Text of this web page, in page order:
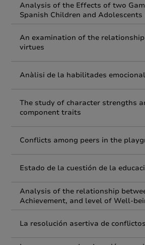
Analysis of the Effects of two
Spanish Children and Adolescents
An examination of the
virtues
Anàlisi de la habilitades
The study of character strengths
component traits
Conflicts among peers in the
Estado de la cuestión de la
Analysis of the relationship
Achievement, and level of Well-
La resolución asertiva de